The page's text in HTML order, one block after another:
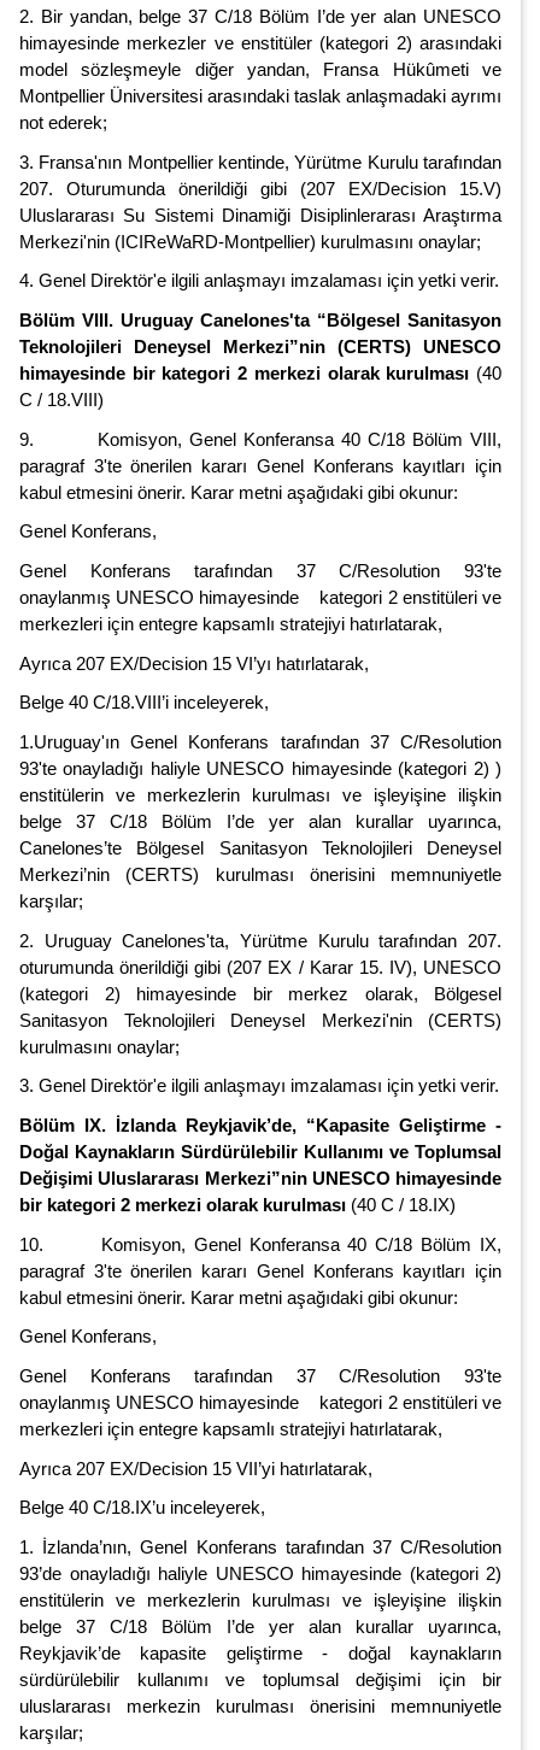
2. Bir yandan, belge 37 C/18 Bölüm I’de yer alan UNESCO
himayesinde merkezler ve enstitüler (kategori 2) arasındaki
model sözleşmeyle diğer yandan, Fransa Hükûmeti ve
Montpellier Üniversitesi arasındaki taslak anlaşmadaki ayrımı
not ederek;
3. Fransa'nın Montpellier kentinde, Yürütme Kurulu tarafından
207. Oturumunda önerildiği gibi (207 EX/Decision 15.V)
Uluslararası Su Sistemi Dinamiği Disiplinlerarası Araştırma
Merkezi'nin (ICIReWaRD-Montpellier) kurulmasını onaylar;
4. Genel Direktör'e ilgili anlaşmayı imzalaması için yetki verir.
Bölüm VIII. Uruguay Canelones'ta “Bölgesel Sanitasyon
Teknolojileri Deneysel Merkezi”nin (CERTS) UNESCO
himayesinde bir kategori 2 merkezi olarak kurulması (40
C / 18.VIII)
9. Komisyon, Genel Konferansa 40 C/18 Bölüm VIII,
paragraf 3'te önerilen kararı Genel Konferans kayıtları için
kabul etmesini önerir. Karar metni aşağıdaki gibi okunur:
Genel Konferans,
Genel Konferans tarafından 37 C/Resolution 93'te
onaylanmış UNESCO himayesinde kategori 2 enstitüleri ve
merkezleri için entegre kapsamlı stratejiyi hatırlatarak,
Ayrıca 207 EX/Decision 15 VI’yı hatırlatarak,
Belge 40 C/18.VIII’i inceleyerek,
1.Uruguay'ın Genel Konferans tarafından 37 C/Resolution
93'te onayladığı haliyle UNESCO himayesinde (kategori 2) )
enstitülerin ve merkezlerin kurulması ve işleyişine ilişkin
belge 37 C/18 Bölüm I’de yer alan kurallar uyarınca,
Canelones’te Bölgesel Sanitasyon Teknolojileri Deneysel
Merkezi’nin (CERTS) kurulması önerisini memnuniyetle
karşılar;
2. Uruguay Canelones'ta, Yürütme Kurulu tarafından 207.
oturumunda önerildiği gibi (207 EX / Karar 15. IV), UNESCO
(kategori 2) himayesinde bir merkez olarak, Bölgesel
Sanitasyon Teknolojileri Deneysel Merkezi'nin (CERTS)
kurulmasını onaylar;
3. Genel Direktör'e ilgili anlaşmayı imzalaması için yetki verir.
Bölüm IX. İzlanda Reykjavik’de, “Kapasite Geliştirme -
Doğal Kaynakların Sürdürülebilir Kullanımı ve Toplumsal
Değişimi Uluslararası Merkezi”nin UNESCO himayesinde
bir kategori 2 merkezi olarak kurulması (40 C / 18.IX)
10. Komisyon, Genel Konferansa 40 C/18 Bölüm IX,
paragraf 3'te önerilen kararı Genel Konferans kayıtları için
kabul etmesini önerir. Karar metni aşağıdaki gibi okunur:
Genel Konferans,
Genel Konferans tarafından 37 C/Resolution 93'te
onaylanmış UNESCO himayesinde kategori 2 enstitüleri ve
merkezleri için entegre kapsamlı stratejiyi hatırlatarak,
Ayrıca 207 EX/Decision 15 VII’yi hatırlatarak,
Belge 40 C/18.IX’u inceleyerek,
1. İzlanda’nın, Genel Konferans tarafından 37 C/Resolution
93’de onayladığı haliyle UNESCO himayesinde (kategori 2)
enstitülerin ve merkezlerin kurulması ve işleyişine ilişkin
belge 37 C/18 Bölüm I’de yer alan kurallar uyarınca,
Reykjavik’de kapasite geliştirme - doğal kaynakların
sürdürülebilir kullanımı ve toplumsal değişimi için bir
uluslararası merkezin kurulması önerisini memnuniyetle
karşılar;